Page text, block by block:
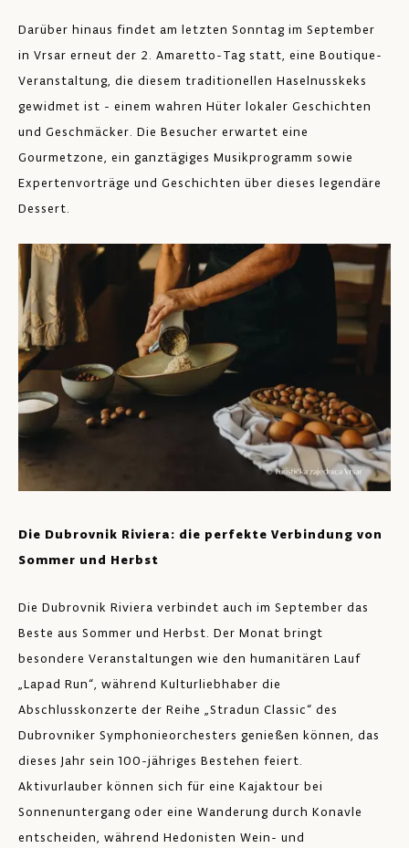
Darüber hinaus findet am letzten Sonntag im September
in Vrsar erneut der 2. Amaretto-Tag statt, eine Boutique-
Veranstaltung, die diesem traditionellen Haselnusskeks
gewidmet ist - einem wahren Hüter lokaler Geschichten
und Geschmäcker. Die Besucher erwartet eine
Gourmetzone, ein ganztägiges Musikprogramm sowie
Expertenvorträge und Geschichten über dieses legendäre
Dessert.
Die Dubrovnik Riviera: die perfekte Verbindung von
Sommer und Herbst
Die Dubrovnik Riviera verbindet auch im September das
Beste aus Sommer und Herbst. Der Monat bringt
besondere Veranstaltungen wie den humanitären Lauf
„Lapad Run“, während Kulturliebhaber die
Abschlusskonzerte der Reihe „Stradun Classic“ des
Dubrovniker Symphonieorchesters genießen können, das
dieses Jahr sein 100-jähriges Bestehen feiert.
Aktivurlauber können sich für eine Kajaktour bei
Sonnenuntergang oder eine Wanderung durch Konavle
entscheiden, während Hedonisten Wein- und